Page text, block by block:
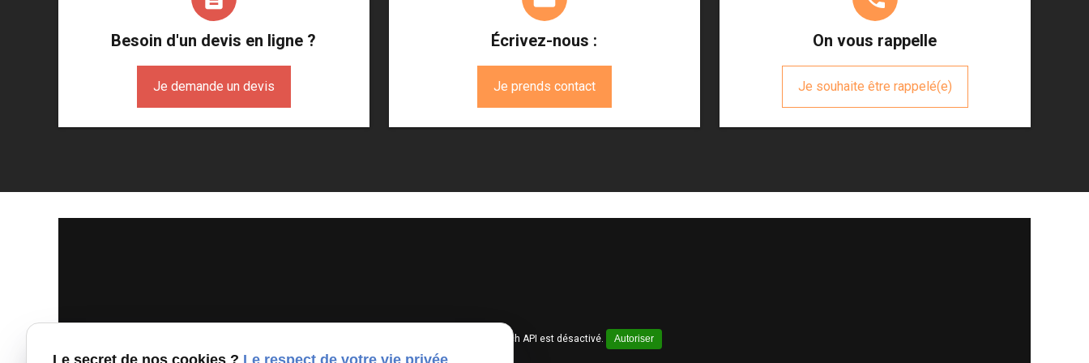
Besoin d'un devis en ligne ?
Je demande un devis
Écrivez-nous :
Je prends contact
On vous rappelle
Je souhaite être rappelé(e)
Google Maps Search API est désactivé. Autoriser